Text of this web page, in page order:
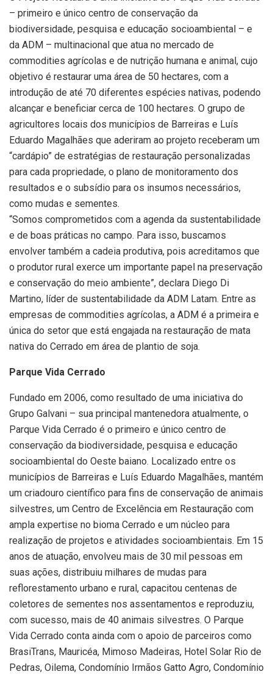
– primeiro e único centro de conservação da
biodiversidade, pesquisa e educação socioambiental – e
da ADM – multinacional que atua no mercado de
commodities agrícolas e de nutrição humana e animal, cujo
objetivo é restaurar uma área de 50 hectares, com a
introdução de até 70 diferentes espécies nativas, podendo
alcançar e beneficiar cerca de 100 hectares. O grupo de
agricultores locais dos municípios de Barreiras e Luís
Eduardo Magalhães que aderiram ao projeto receberam um
“cardápio” de estratégias de restauração personalizadas
para cada propriedade, o plano de monitoramento dos
resultados e o subsídio para os insumos necessários,
como mudas e sementes.
“Somos comprometidos com a agenda da sustentabilidade
e de boas práticas no campo. Para isso, buscamos
envolver também a cadeia produtiva, pois acreditamos que
o produtor rural exerce um importante papel na preservação
e conservação do meio ambiente”, declara Diego Di
Martino, líder de sustentabilidade da ADM Latam. Entre as
empresas de commodities agrícolas, a ADM é a primeira e
única do setor que está engajada na restauração de mata
nativa do Cerrado em área de plantio de soja.
Parque Vida Cerrado
Fundado em 2006, como resultado de uma iniciativa do
Grupo Galvani – sua principal mantenedora atualmente, o
Parque Vida Cerrado é o primeiro e único centro de
conservação da biodiversidade, pesquisa e educação
socioambiental do Oeste baiano. Localizado entre os
municípios de Barreiras e Luís Eduardo Magalhães, mantém
um criadouro científico para fins de conservação de animais
silvestres, um Centro de Excelência em Restauração com
ampla expertise no bioma Cerrado e um núcleo para
realização de projetos e atividades socioambientais. Em 15
anos de atuação, envolveu mais de 30 mil pessoas em
suas ações, distribuiu milhares de mudas para
reflorestamento urbano e rural, capacitou centenas de
coletores de sementes nos assentamentos e reproduziu,
com sucesso, mais de 40 animais silvestres. O Parque
Vida Cerrado conta ainda com o apoio de parceiros como
BrasiTrans, Mauricéa, Mimoso Madeiras, Hotel Solar Rio de
Pedras, Oilema, Condomínio Irmãos Gatto Agro, Condomínio